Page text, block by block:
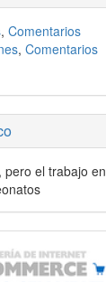
, Comentarios
, Comentarios
el trabajo